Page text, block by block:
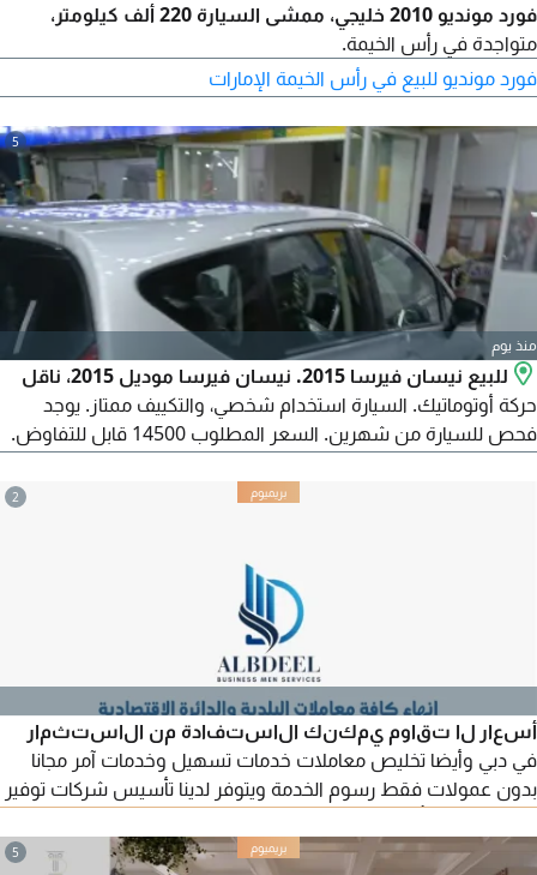
فورد مونديو 2010 خليجي، ممشى السيارة 220 ألف كيلومتر،
متواجدة في رأس الخيمة.
فورد مونديو للبيع في رأس الخيمة الإمارات
5
منذ يوم
للبيع نيسان فيرسا 2015. نيسان فيرسا موديل 2015، ناقل
حركة أوتوماتيك. السيارة استخدام شخصي، والتكييف ممتاز. يوجد
فحص للسيارة من شهرين. السعر المطلوب 14500 قابل للتفاوض.
2
أسعار لا تقاوم يمكنك الاستفادة من الاستثمار
في دبي وأيضا تخليص معاملات خدمات تسهيل وخدمات آمر مجانا
بدون عمولات فقط رسوم الخدمة ويتوفر لدينا تأسيس شركات توفير
وتخليص جميع الموافقات الخارجية للشركات بلدية دبي وزارة الصحة 5